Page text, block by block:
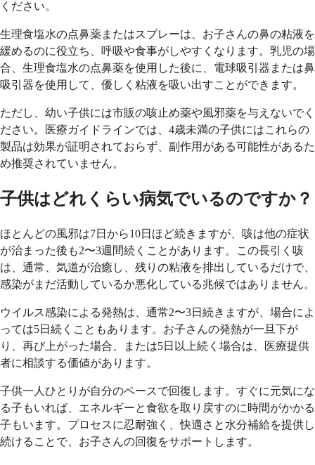
ください。
生理食塩水の点鼻薬またはスプレーは、お子さんの鼻の粘液を
緩めるのに役立ち、呼吸や食事がしやすくなります。乳児の場
合、生理食塩水の点鼻薬を使用した後に、電球吸引器または鼻
吸引器を使用して、優しく粘液を吸い出すことができます。
ただし、幼い子供には市販の咳止め薬や風邪薬を与えないでく
ださい。医療ガイドラインでは、4歳未満の子供にはこれらの
製品は効果が証明されておらず、副作用がある可能性があるた
め推奨されていません。
子供はどれくらい病気でいるのですか？
ほとんどの風邪は7日から10日ほど続きますが、咳は他の症状
が治まった後も2〜3週間続くことがあります。この長引く咳
は、通常、気道が治癒し、残りの粘液を排出しているだけで、
感染がまだ活動しているか悪化している兆候ではありません。
ウイルス感染による発熱は、通常2〜3日続きますが、場合によ
っては5日続くこともあります。お子さんの発熱が一旦下が
り、再び上がった場合、または5日以上続く場合は、医療提供
者に相談する価値があります。
子供一人ひとりが自分のペースで回復します。すぐに元気にな
る子もいれば、エネルギーと食欲を取り戻すのに時間がかかる
子もいます。プロセスに忍耐強く、快適さと水分補給を提供し
続けることで、お子さんの回復をサポートします。